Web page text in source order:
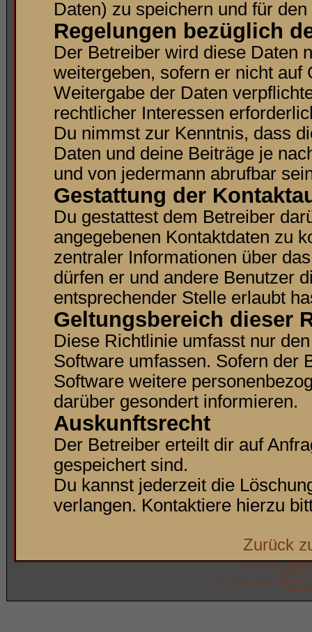
Daten) zu speichern und für
Regelungen bezüglich
Der Betreiber wird diese Daten
weitergeben, sofern er nicht
Weitergabe der Daten
rechtlicher Interessen
Du nimmst zur Kenntnis, dass
Daten und deine Beiträge je
und von jedermann abrufbar
Gestattung der
Du gestattest dem Betreiber
angegebenen Kontaktdaten zu
zentraler Informationen über
dürfen er und andere Benutzer
entsprechender Stelle erlaubt
Geltungsbereich dieser
Diese Richtlinie umfasst nur
Software umfassen. Sofern der
Software weitere
darüber gesondert informieren.
Auskunftsrecht
Der Betreiber erteilt dir auf
gespeichert sind.
Du kannst jederzeit die
verlangen. Kontaktiere hierzu
Zurück
Powered by phpBB
Deutsche
Chronicles phpBB2 theme by
With